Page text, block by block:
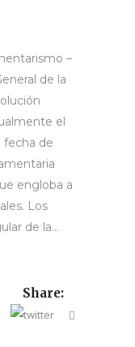
–
de la
el
fecha de
engloba a
Los
de la...
Share: